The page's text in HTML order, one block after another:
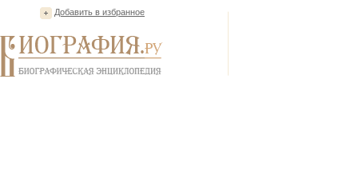
Добавить в избранное